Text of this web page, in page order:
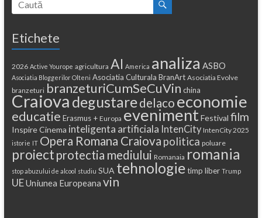
Etichete
2026 Active Yourope agricultura AI America analiza ASBO
Asociatia Bloggerilor Olteni Asociatia Culturala BranArt Asociatia Evolve
branzeturi branzeturiCumSeCuVin china
Craiova degustaredelaco economie
educatie Erasmus + Europa eveniment Festival film
Inspire Cinema inteligenta artificiala IntenCity IntenCity 2025
istorie IT Opera Romana Craiova politica poluare
proiect protectia mediului Romanaia romania
stop abuzului de alcool studiu SUA tehnologie timp liber Trump
UEUniunea Europeana vin